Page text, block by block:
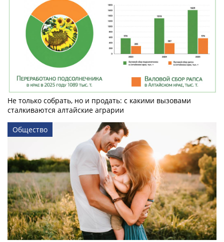
Не только собрать, но и продать: с какими вызовами
сталкиваются алтайские аграрии
Общество